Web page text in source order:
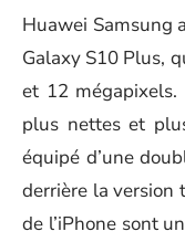
Huawei Samsung
Galaxy S10 Plus,
et 12 mégapixels.
plus nettes et
équipé d’une
derrière la version
de l’iPhone sont